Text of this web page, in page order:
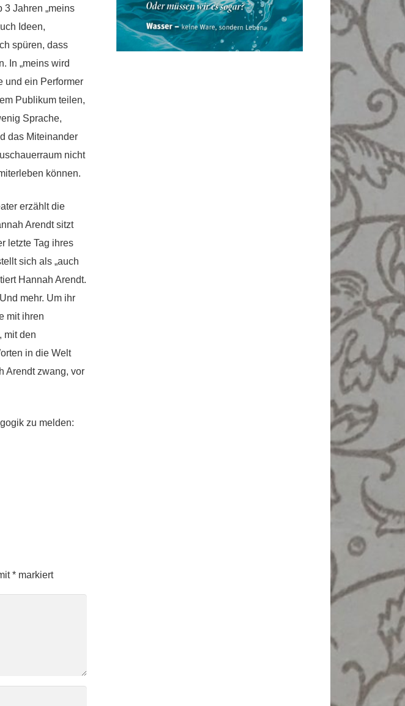
3 Jahren „meins
Ideen,
spüren, dass
In „meins wird
und ein Performer
Publikum teilen,
Sprache,
das Miteinander
nicht
können.
erzählt die
Arendt sitzt
letzte Tag ihres
sich als „auch
Hannah Arendt.
mehr. Um ihr
mit ihren
mit den
in die Welt
Arendt zwang, vor
zu melden:
* markiert